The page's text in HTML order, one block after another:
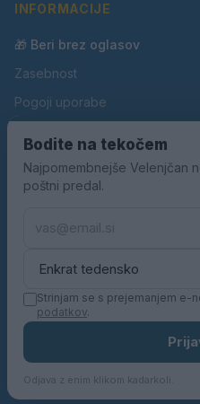
INFORMACIJE
🎁 Beri brez oglasov
Zasebnost
Pogoji uporabe
Oglaševanje
Kontakt
KN
Bodite na tekočem
Najpomembnejše Velenjčan
poštni predal.
Strinjam se s prejemanjem e-
podatkov.
Odjava z enim klikom kadarkoli.